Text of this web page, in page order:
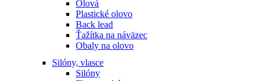
Olová
Plastické olovo
Back lead
Ťažítka na náväzec
Obaly na olovo
Silóny, vlasce
Silóny